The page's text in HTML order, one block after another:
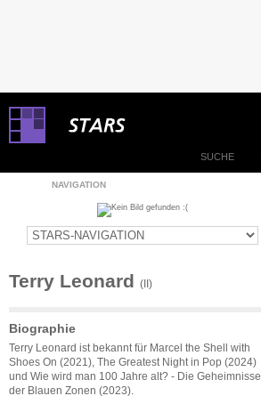
NAVIGATION
Terry Leonard (II)
Biographie
Terry Leonard ist bekannt für Marcel the Shell with
Shoes On (2021), The Greatest Night in Pop (2024)
und Wie wird man 100 Jahre alt? - Die Geheimnisse
der Blauen Zonen (2023).